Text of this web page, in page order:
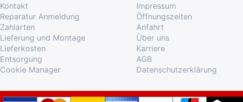
Kontakt
Reparatur Anmeldung
Zahlarten
Lieferung und Montage
Lieferkosten
Entsorgung
Cookie Manager
Impressum
Öffnungszeiten
Anfahrt
Über uns
Karriere
AGB
Datenschutzerklärung